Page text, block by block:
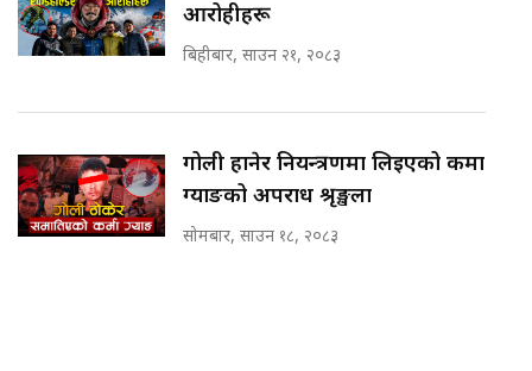
आरोहीहरू
बिहीबार, साउन २१, २०८३
गोली हानेर नियन्त्रणमा लिइएको कर्मा
ग्याङको अपराध श्रृङ्खला
सोमबार, साउन १८, २०८३